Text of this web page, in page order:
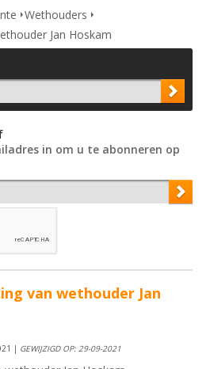
Wethouders
Jan Hoskam
in om u te abonneren op
van wethouder Jan
| GEWIJZIGD OP: 29-09-2021